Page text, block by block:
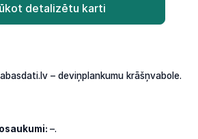
detalizētu karti
– deviņplankumu krāšņvabole.
–.